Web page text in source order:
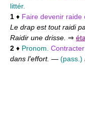
littér.
1 ♦ Faire devenir raide
Le drap est tout raidi
Raidir une drisse. ⇒
2 ♦ Pronom.
dans l'effort. — (pass.)